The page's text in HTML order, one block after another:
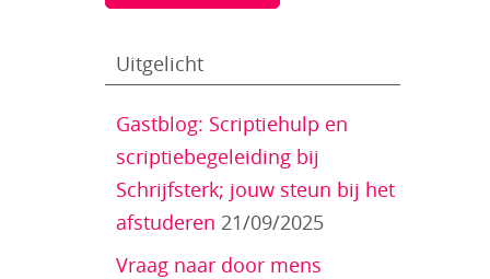
Uitgelicht
Gastblog: Scriptiehulp en
scriptiebegeleiding bij
Schrijfsterk; jouw steun bij het
afstuderen 21/09/2025
Vraag naar door mens